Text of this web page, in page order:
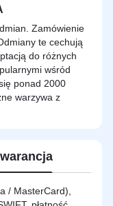
Zamówienie
te cechują
do różnych
wśród
ponad 2000
warzywa z
/ MasterCard),